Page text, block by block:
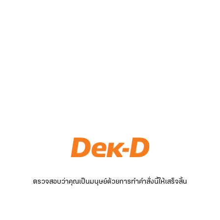
ตรวจสอบว่าคุณเป็นมนุษย์ด้วยการทำคำสั่งนี้ให้เสร็จสิ้น